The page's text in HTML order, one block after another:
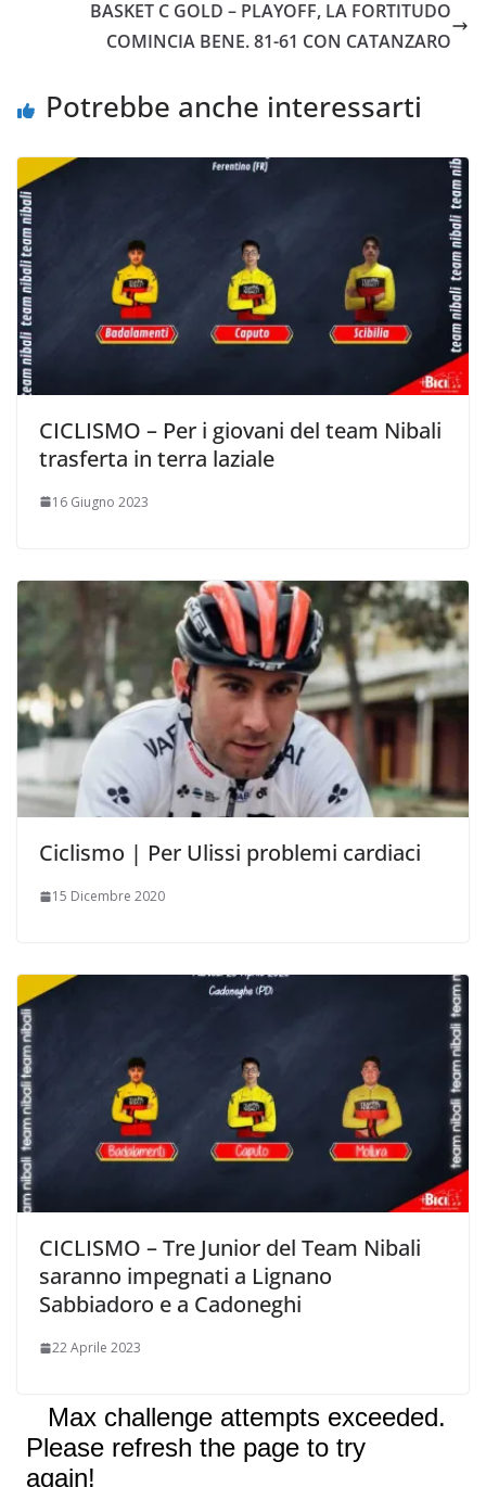
r
p
n
i
i
BASKET C GOLD – PLAYOFF, LA FORTITUDO
COMINCIA BENE. 81-61 CON CATANZARO
Potrebbe anche interessarti
CICLISMO – Per i giovani del team Nibali
trasferta in terra laziale
16 Giugno 2023
Ciclismo | Per Ulissi problemi cardiaci
15 Dicembre 2020
CICLISMO – Tre Junior del Team Nibali
saranno impegnati a Lignano
Sabbiadoro e a Cadoneghi
22 Aprile 2023